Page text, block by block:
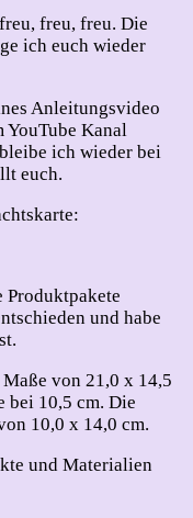
freu, freu. Die
ich euch wieder
Anleitungsvideo
YouTube Kanal
ich wieder bei
euch.
Produktpakete
und habe
von 21,0 x 14,5
bei 10,5 cm. Die
10,0 x 14,0 cm.
und Materialien